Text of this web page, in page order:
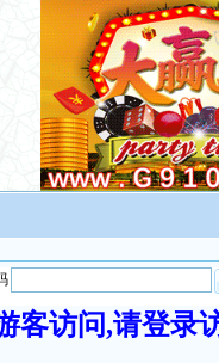
客访问,请登